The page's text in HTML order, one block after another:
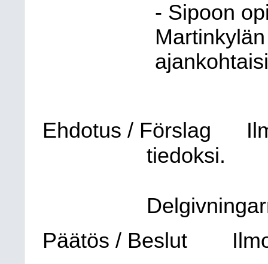
- Sipoon
Ehdotus / Förslag
tiedoksi.
Päätös / Beslut